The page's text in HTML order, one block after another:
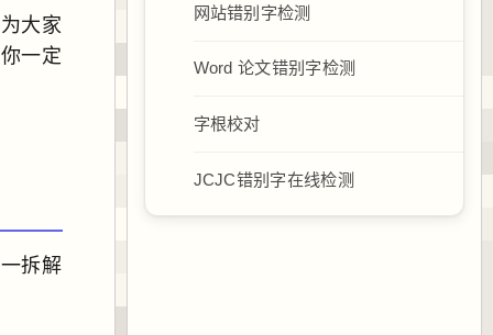
大家
一定
拆解
网站错别字检测
Word 论文错别字检测
字根校对
JCJC错别字在线检测